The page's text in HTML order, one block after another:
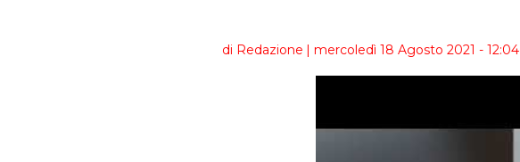
di Redazione | mercoledì 18 Agosto 2021 - 12:04